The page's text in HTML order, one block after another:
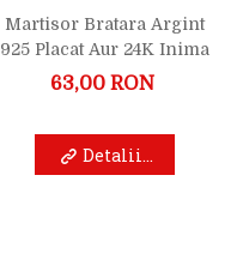
Martisor Bratara Argint
925 Placat Aur 24K Inima
Simboluri Norocoase
63,00 RON
Detalii...